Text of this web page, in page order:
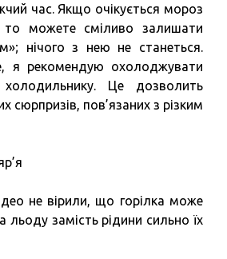
час. Якщо очікується мороз
то можете сміливо залишати
нічого з нею не станеться.
я рекомендую охолоджувати
холодильнику. Це дозволить
сюрпризів, пов’язаних з різким
не вірили, що горілка може
замість рідини сильно їх